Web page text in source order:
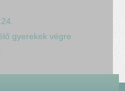
gyerekek végre